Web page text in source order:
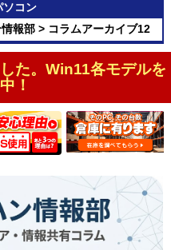
ソコン
報部 > コラムアーカイブ12
た。Win11各モデルを
！